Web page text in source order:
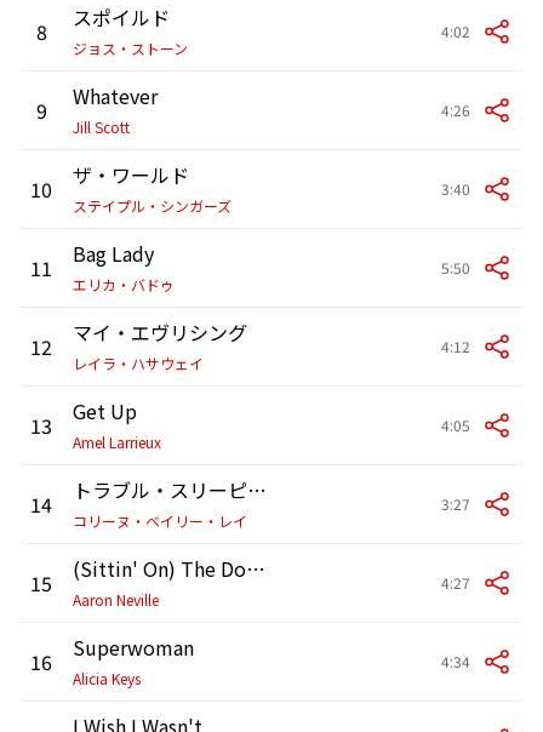
8 スポイルド
ジョス・ストーン
4:02
9 Whatever
Jill Scott
4:26
10 ザ・ワールド
ステイプル・シンガーズ
3:40
11 Bag Lady
エリカ・バドゥ
5:50
12 マイ・エヴリシング
レイラ・ハサウェイ
4:12
13 Get Up
Amel Larrieux
4:05
14 トラブル・スリーピング
コリーヌ・ベイリー・レイ
3:27
15 (Sittin' On) The Dock of the Bay
Aaron Neville
4:27
16 Superwoman
Alicia Keys
4:34
I Wish I Wasn't